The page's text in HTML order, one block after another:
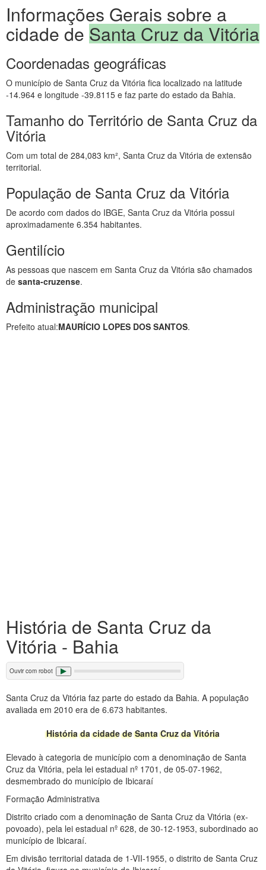
Informações Gerais sobre a
cidade de Santa Cruz da Vitória
Coordenadas geográficas
O município de Santa Cruz da Vitória fica localizado na latitude
-14.964 e longitude -39.8115 e faz parte do estado da Bahia.
Tamanho do Território de Santa Cruz da
Vitória
Com um total de 284,083 km², Santa Cruz da Vitória de extensão
territorial.
População de Santa Cruz da Vitória
De acordo com dados do IBGE, Santa Cruz da Vitória possui
aproximadamente 6.354 habitantes.
Gentilício
As pessoas que nascem em Santa Cruz da Vitória são chamados
de santa-cruzense.
Administração municipal
Prefeito atual:MAURÍCIO LOPES DOS SANTOS.
História de Santa Cruz da
Vitória - Bahia
Ouvir com robot
Santa Cruz da Vitória faz parte do estado da Bahia. A população
avaliada em 2010 era de 6.673 habitantes.
História da cidade de Santa Cruz da Vitória
Elevado à categoria de município com a denominação de Santa
Cruz da Vitória, pela lei estadual nº 1701, de 05-07-1962,
desmembrado do município de Ibicaraí
Formação Administrativa
Distrito criado com a denominação de Santa Cruz da Vitória (ex-
povoado), pela lei estadual nº 628, de 30-12-1953, subordinado ao
município de Ibicaraí.
Em divisão territorial datada de 1-VII-1955, o distrito de Santa Cruz